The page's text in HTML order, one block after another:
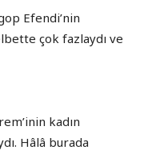
Efendi’nin
çok fazlaydı ve
kadın
Hâlâ burada